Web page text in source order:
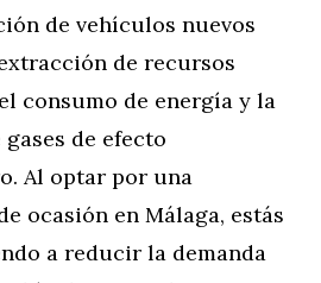
de vehículos nuevos
de recursos
consumo de energía y la
de efecto
Al optar por una
ocasión en Málaga, estás
a reducir la demanda